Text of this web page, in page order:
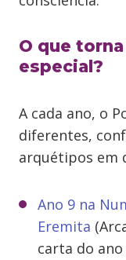
O que
especial?
A cada ano, o
diferentes,
arquétipos em
Ano 9 na
Eremita
carta do